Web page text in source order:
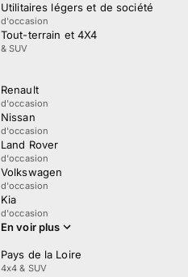
Utilitaires légers et de société
d'occasion
Tout-terrain et 4X4
& SUV
Renault
d'occasion
Nissan
d'occasion
Land Rover
d'occasion
Volkswagen
d'occasion
Kia
d'occasion
En voir plus
Pays de la Loire
4x4 & SUV